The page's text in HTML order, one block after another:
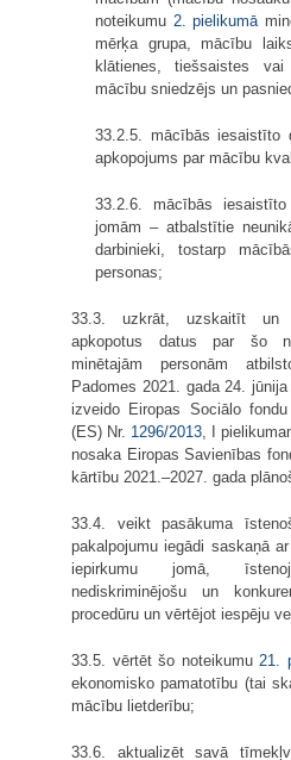
noteikumu 2. pielikumā
mērķa grupa, mācību
klātienes, tiešsaistes vai
mācību sniedzējs un
33.2.5. mācībās iesaistīto
apkopojums par mācību
33.2.6. mācībās
jomām – atbalstītie
darbinieki, tostarp
personas;
33.3. uzkrāt, uzskaitīt un
apkopotus datus par šo
minētajām personām
Padomes 2021. gada 24.
izveido Eiropas Sociālo
(ES) Nr. 1296/2013 , I
nosaka Eiropas Savienības
kārtību 2021.–2027. gada
33.4. veikt pasākuma
pakalpojumu iegādi saskaņā
iepirkumu jomā,
nediskriminējošu un
procedūru un vērtējot iespēju
33.5. vērtēt šo noteikumu 21.
ekonomisko pamatotību (tai
mācību lietderību;
33.6. aktualizēt savā